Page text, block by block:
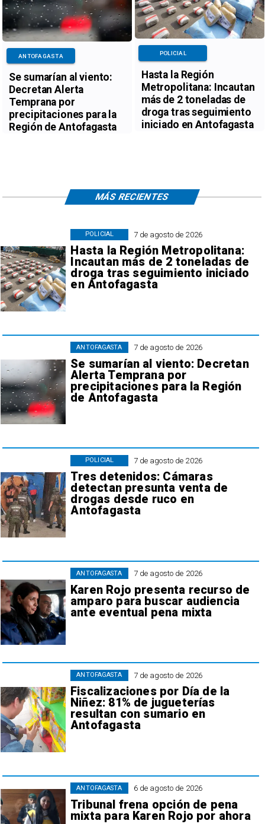
Se sumarían al viento:
Decretan Alerta
Temprana por
precipitaciones para la
Región de Antofagasta
ANTOFAGASTA
Hasta la Región
Metropolitana: Incautan
más de 2 toneladas de
droga tras seguimiento
iniciado en Antofagasta
POLICIAL
7 de agosto de 2026
Hasta la Región Metropolitana:
Incautan más de 2 toneladas de
droga tras seguimiento iniciado
en Antofagasta
POLICIAL
7 de agosto de 2026
Se sumarían al viento: Decretan
Alerta Temprana por
precipitaciones para la Región
de Antofagasta
ANTOFAGASTA
7 de agosto de 2026
Tres detenidos: Cámaras
detectan presunta venta de
drogas desde ruco en
Antofagasta
POLICIAL
7 de agosto de 2026
Karen Rojo presenta recurso de
amparo para buscar audiencia
ante eventual pena mixta
ANTOFAGASTA
7 de agosto de 2026
Fiscalizaciones por Día de la
Niñez: 81% de jugueterías
resultan con sumario en
Antofagasta
ANTOFAGASTA
6 de agosto de 2026
Tribunal frena opción de pena
mixta para Karen Rojo por ahora
ANTOFAGASTA
MÁS RECIENTES